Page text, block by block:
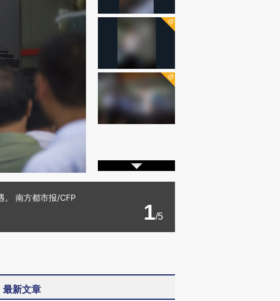
。 南方都市报/CFP
1/5
最新文章